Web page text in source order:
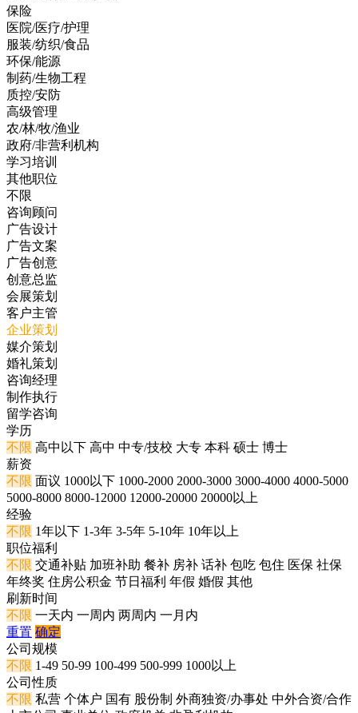
保险
医院/医疗/护理
服装/纺织/食品
环保/能源
制药/生物工程
质控/安防
高级管理
农/林/牧/渔业
政府/非营利机构
学习培训
其他职位
不限
咨询顾问
广告设计
广告文案
广告创意
创意总监
会展策划
客户主管
企业策划
媒介策划
婚礼策划
咨询经理
制作执行
留学咨询
学历
不限 高中以下 高中 中专/技校 大专 本科 硕士 博士
薪资
不限 面议 1000以下 1000-2000 2000-3000 3000-4000 4000-5000
5000-8000 8000-12000 12000-20000 20000以上
经验
不限 1年以下 1-3年 3-5年 5-10年 10年以上
职位福利
不限 交通补贴 加班补助 餐补 房补 话补 包吃 包住 医保 社保
年终奖 住房公积金 节日福利 年假 婚假 其他
刷新时间
不限 一天内 一周内 两周内 一月内
重置 确定
公司规模
不限 1-49 50-99 100-499 500-999 1000以上
公司性质
不限 私营 个体户 国有 股份制 外商独资/办事处 中外合资/合作